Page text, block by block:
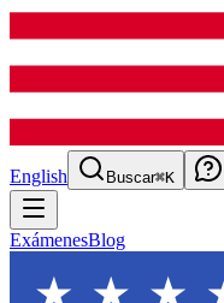
English Buscar⌘K
ExámenesBlog